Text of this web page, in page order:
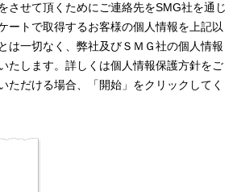
させて頂くためにご連絡先をSMG社を通じ
ートで取得するお客様の個人情報を上記以
は一切なく、弊社及びＳＭＧ社の個人情報
たします。詳しくは個人情報保護方針をご
ただける場合、「開始」をクリックしてく